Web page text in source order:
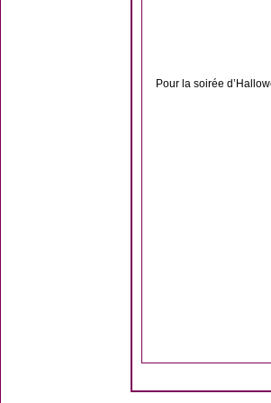
Pour la soirée